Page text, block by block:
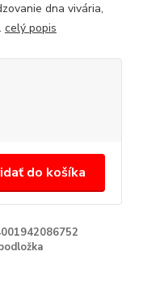
dna vivária,
celý popis
do košíka